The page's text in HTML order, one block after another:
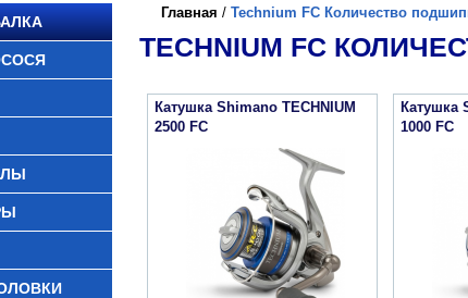
Главная / Technium FC Количество
TECHNIUM FC
Катушка Shimano TECHNIUM
2500 FC
Катушка
1000 FC